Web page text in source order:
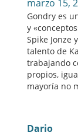
marzo 15,
Gondry es
y
Spike Jonze
talento de
trabajando
propios,
mayoría no
Dario